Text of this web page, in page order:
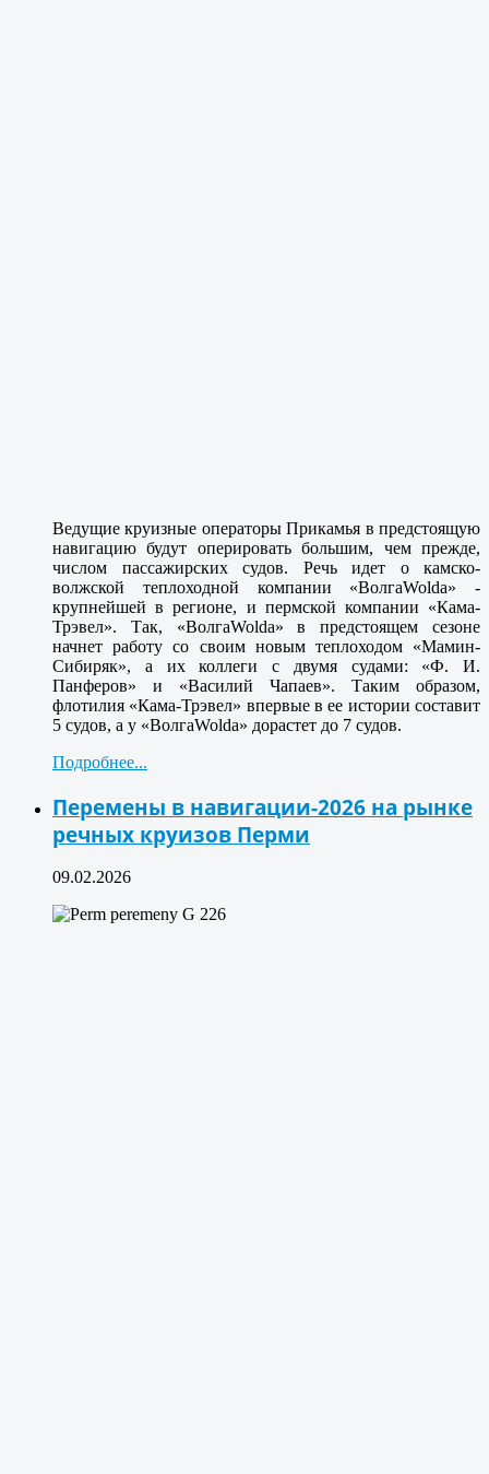
Ведущие круизные операторы Прикамья в предстоящую
навигацию будут оперировать большим, чем прежде,
числом пассажирских судов. Речь идет о камско-
волжской теплоходной компании «ВолгаWolda» -
крупнейшей в регионе, и пермской компании «Кама-
Трэвел». Так, «ВолгаWolda» в предстоящем сезоне
начнет работу со своим новым теплоходом «Мамин-
Сибиряк», а их коллеги с двумя судами: «Ф. И.
Панферов» и «Василий Чапаев». Таким образом,
флотилия «Кама-Трэвел» впервые в ее истории составит
5 судов, а у «ВолгаWolda» дорастет до 7 судов.
Подробнее...
Перемены в навигации-2026 на рынке
речных круизов Перми
09.02.2026